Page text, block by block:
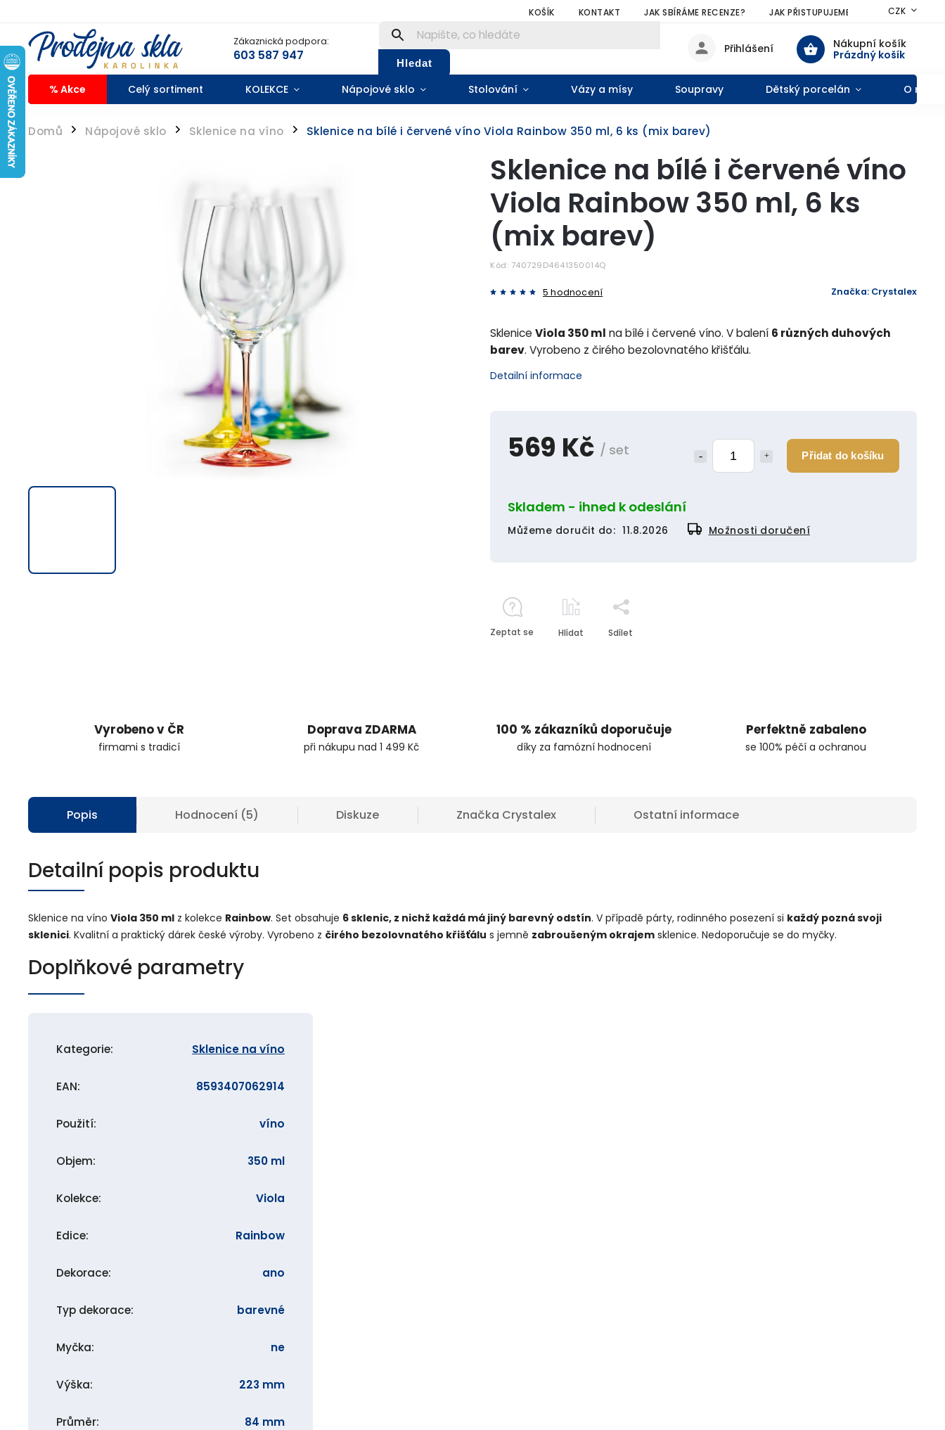
KOŠÍK KONTAKT JAK SBÍRÁME RECENZE? JAK PŘISTUPUJEME KE SLEVÁM?
CZK
Zákaznická podpora:
603 587 947 Hledat
Nákupní košík
Prázdný košík
Přihlášení
% Akce Celý sortiment KOLEKCE Nápojové sklo Stolování Vázy a mísy Soupravy Dětský porcelán O nás
Domů / Nápojové sklo / Sklenice na víno / Sklenice na bílé i červené víno Viola Rainbow 350 ml, 6 ks (mix barev)
569 Kč / set Přidat do košíku
Skladem - ihned k odeslání
Můžeme doručit do: 11.8.2026 Možnosti doručení
Sklenice na bílé i červené víno
Viola Rainbow 350 ml, 6 ks
(mix barev)
Kód: 740729D4641350014Q
5 hodnocení Značka: Crystalex
SkleniceViola 350 ml na bílé i červené víno. V balení 6 různých duhových
barev. Vyrobeno z čirého bezolovnatého křišťálu.
Detailní informace
Zeptat se Hlídat Sdílet
Vyrobeno v ČR
firmami s tradicí
Doprava ZDARMA
při nákupu nad 1 499 Kč
100 % zákazníků doporučuje
díky za famózní hodnocení
Perfektně zabaleno
se 100% péčí a ochranou
Popis Hodnocení (5) Diskuze Značka Crystalex Ostatní informace
Detailní popis produktu
Sklenice na víno Viola 350 ml z kolekce Rainbow. Set obsahuje 6 sklenic, z nichž každá má jiný barevný odstín. V případě párty, rodinného posezení si každý pozná svoji
sklenici. Kvalitní a praktický dárek české výroby. Vyrobeno z čirého bezolovnatého křišťálu s jemně zabroušeným okrajem sklenice. Nedoporučuje se do myčky.
Doplňkové parametry
Kategorie: Sklenice na víno
EAN: 8593407062914
Použití: víno
Objem: 350 ml
Kolekce: Viola
Edice: Rainbow
Dekorace: ano
Typ dekorace: barevné
Myčka: ne
Výška: 223 mm
Průměr: 84 mm